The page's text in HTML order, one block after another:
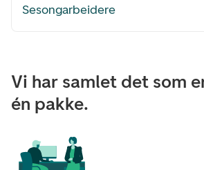
Sesongarbeidere
Vi har samlet det som
én pakke.